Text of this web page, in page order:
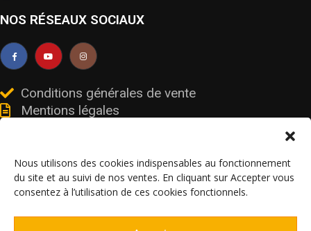
Nous utilisons des cookies indispensables au fonctionnement
du site et au suivi de nos ventes. En cliquant sur Accepter vous
consentez à l’utilisation de ces cookies fonctionnels.
NOS RÉSEAUX SOCIAUX
Conditions générales de vente
Mentions légales